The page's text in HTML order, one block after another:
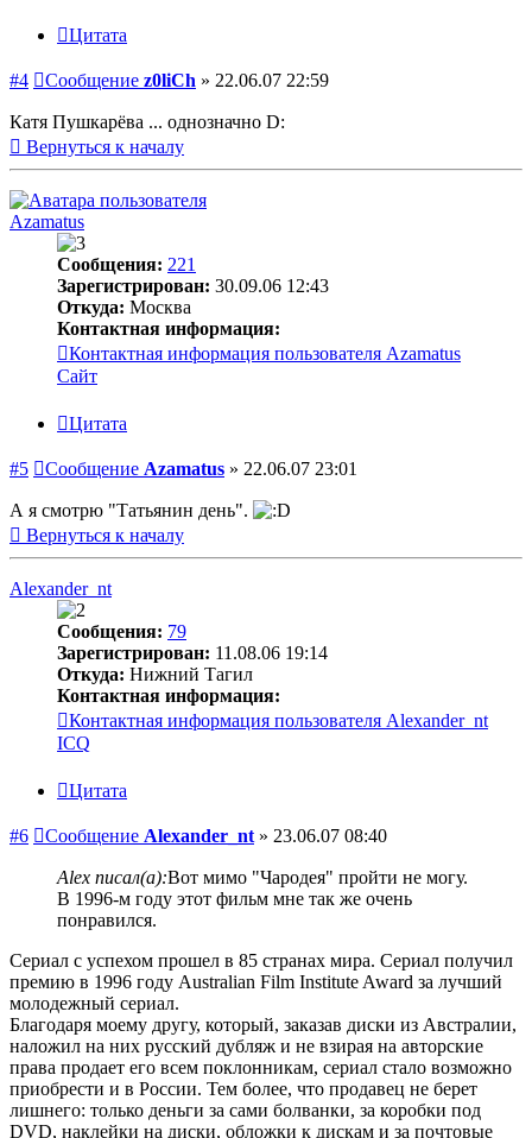
Цитата
#4 Сообщение z0liCh » 22.06.07 22:59
Катя Пушкарёва ... однозначно D:
Вернуться к началу
Azamatus
Сообщения: 221
Зарегистрирован: 30.09.06 12:43
Откуда: Москва
Контактная информация:
Контактная информация пользователя Azamatus
Сайт
Цитата
#5 Сообщение Azamatus » 22.06.07 23:01
А я смотрю "Татьянин день".
Вернуться к началу
Alexander_nt
Сообщения: 79
Зарегистрирован: 11.08.06 19:14
Откуда: Нижний Тагил
Контактная информация:
Контактная информация пользователя Alexander_nt
ICQ
Цитата
#6 Сообщение Alexander_nt » 23.06.07 08:40
Alex писал(а):Вот мимо "Чародея" пройти не могу.
В 1996-м году этот фильм мне так же очень
понравился.
Сериал с успехом прошел в 85 странах мира. Сериал получил
премию в 1996 году Australian Film Institute Award за лучший
молодежный сериал.
Благодаря моему другу, который, заказав диски из Австралии,
наложил на них русский дубляж и не взирая на авторские
права продает его всем поклонникам, сериал стало возможно
приобрести и в России. Тем более, что продавец не берет
лишнего: только деньги за сами болванки, за коробки под
DVD, наклейки на диски, обложки к дискам и за почтовые